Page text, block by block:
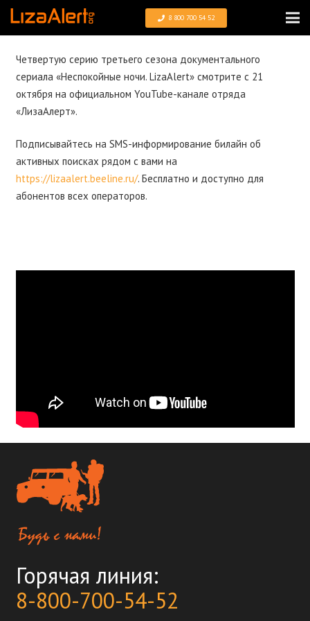
8 800 700 54 52
Четвертую серию третьего сезона документального
сериала «Неспокойные ночи. LizaAlert» смотрите с 21
октября на официальном YouTube-канале отряда
«ЛизаАлерт».
Подписывайтесь на SMS-информирование билайн об
активных поисках рядом с вами на
https://lizaalert.beeline.ru/. Бесплатно и доступно для
абонентов всех операторов.
Горячая линия:
8-800-700-54-52